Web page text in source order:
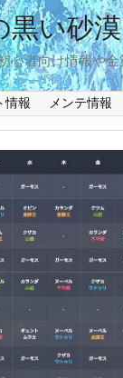
黒い砂
心者向け情報や
情報 メンテ情報